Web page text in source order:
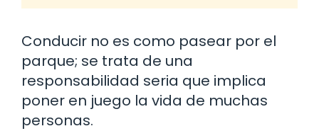
Conducir no es como pasear por el
parque; se trata de una
responsabilidad seria que implica
poner en juego la vida de muchas
personas.